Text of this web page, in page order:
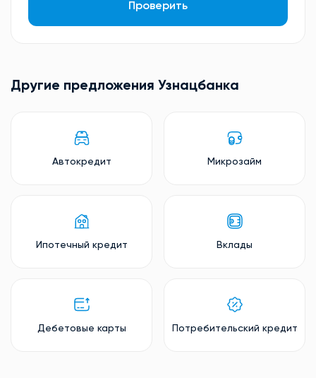
Проверить
Другие предложения Узнацбанкa
Автокредит Микрозайм
Ипотечный кредит Вклады
Дебетовые карты Потребительский кредит